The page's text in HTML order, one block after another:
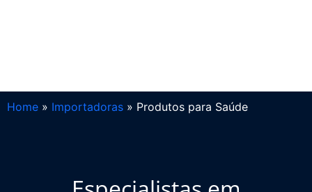
Home » Importadoras » Produtos para Saúde